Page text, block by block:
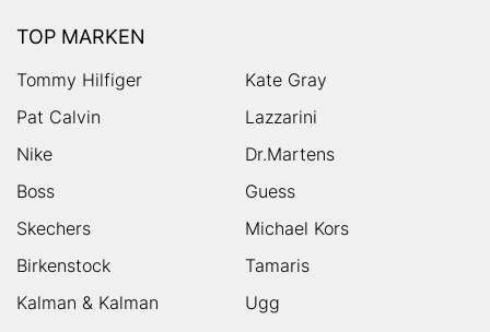
TOP MARKEN
Tommy Hilfiger
Kate Gray
Pat Calvin
Lazzarini
Nike
Dr.Martens
Boss
Guess
Skechers
Michael Kors
Birkenstock
Tamaris
Kalman & Kalman
Ugg